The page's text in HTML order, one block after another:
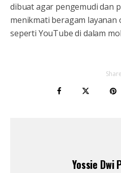
dibuat agar pengemudi dan
menikmati beragam layanan
seperti YouTube di dalam
Share
Yossie Dwi